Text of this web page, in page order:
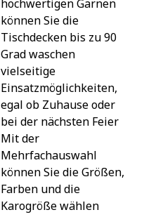
hochwertigen Garnen
können Sie die
Tischdecken bis zu 90
Grad waschen
vielseitige
Einsatzmöglichkeiten,
egal ob Zuhause oder
bei der nächsten Feier
Mit der
Mehrfachauswahl
können Sie die Größen,
Farben und die
Karogröße wählen